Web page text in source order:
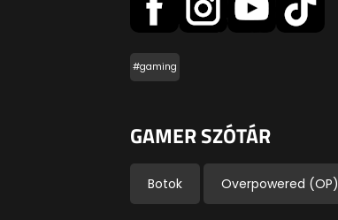
#gaming
GAMER SZÓTÁR
Botok Overpowered (OP)